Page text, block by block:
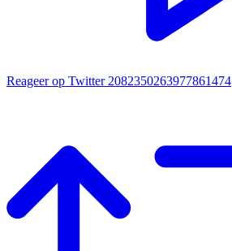
Reageer op Twitter 2082350263977861474